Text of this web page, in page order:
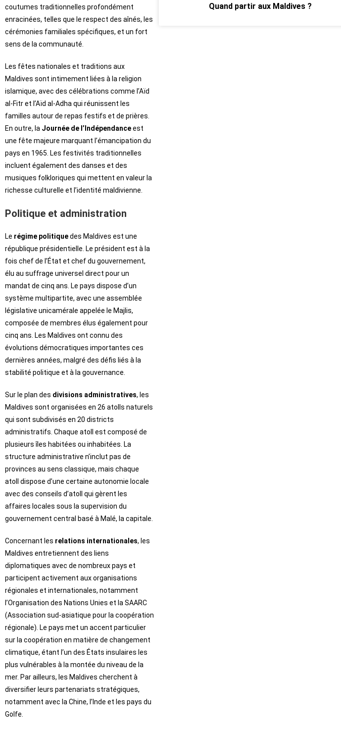
coutumes traditionnelles profondément
enracinées, telles que le respect des aînés, les
cérémonies familiales spécifiques, et un fort
sens de la communauté.
Les fêtes nationales et traditions aux
Maldives sont intimement liées à la religion
islamique, avec des célébrations comme l’Aïd
al-Fitr et l’Aïd al-Adha qui réunissent les
familles autour de repas festifs et de prières.
En outre, la Journée de l’Indépendanceest
une fête majeure marquant l’émancipation du
pays en 1965. Les festivités traditionnelles
incluent également des danses et des
musiques folkloriques qui mettent en valeur la
richesse culturelle et l’identité maldivienne.
Politique et administration
Le régime politiquedes Maldives est une
république présidentielle. Le président est à la
fois chef de l’État et chef du gouvernement,
élu au suffrage universel direct pour un
mandat de cinq ans. Le pays dispose d’un
système multipartite, avec une assemblée
législative unicamérale appelée le Majlis,
composée de membres élus également pour
cinq ans. Les Maldives ont connu des
évolutions démocratiques importantes ces
dernières années, malgré des défis liés à la
stabilité politique et à la gouvernance.
Sur le plan des divisions administratives, les
Maldives sont organisées en 26 atolls naturels
qui sont subdivisés en 20 districts
administratifs. Chaque atoll est composé de
plusieurs îles habitées ou inhabitées. La
structure administrative n’inclut pas de
provinces au sens classique, mais chaque
atoll dispose d’une certaine autonomie locale
avec des conseils d’atoll qui gèrent les
affaires locales sous la supervision du
gouvernement central basé à Malé, la capitale.
Concernant les relations internationales, les
Maldives entretiennent des liens
diplomatiques avec de nombreux pays et
participent activement aux organisations
régionales et internationales, notamment
l’Organisation des Nations Unies et la SAARC
(Association sud-asiatique pour la coopération
régionale). Le pays met un accent particulier
sur la coopération en matière de changement
climatique, étant l’un des États insulaires les
plus vulnérables à la montée du niveau de la
mer. Par ailleurs, les Maldives cherchent à
diversifier leurs partenariats stratégiques,
notamment avec la Chine, l’Inde et les pays du
Golfe.
Quand partir aux Maldives ?